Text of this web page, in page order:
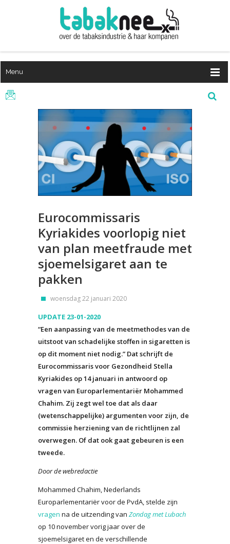
Menu
Eurocommissaris
Kyriakides voorlopig niet
van plan meetfraude met
sjoemelsigaret aan te
pakken
woensdag 22 januari 2020
UPDATE 23-01-2020
“Een aanpassing van de meetmethodes van de
uitstoot van schadelijke stoffen in sigaretten is
op dit moment niet nodig.” Dat schrijft de
Eurocommissaris voor Gezondheid Stella
Kyriakides op 14 januari in antwoord op
vragen van Europarlementariër Mohammed
Chahim. Zij zegt wel toe dat als daar
(wetenschappelijke) argumenten voor zijn, de
commissie herziening van de richtlijnen zal
overwegen. Of dat ook gaat gebeuren is een
tweede.
Door de webredactie
Mohammed Chahim, Nederlands
Europarlementariër voor de PvdA, stelde zijn
vragen na de uitzending van Zondag met Lubach
op 10 november vorig jaar over de
sjoemelsigaret en de verschillende